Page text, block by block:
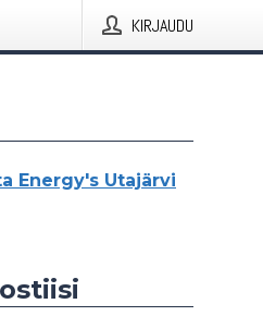
KIRJAUDU
Energy's Utajärvi